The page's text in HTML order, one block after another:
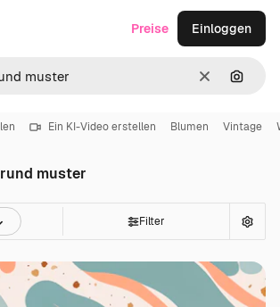
LöschenNach
Preise Einloggen
Ein KI-Video erstellen Blumen Vintage
muster
Filter